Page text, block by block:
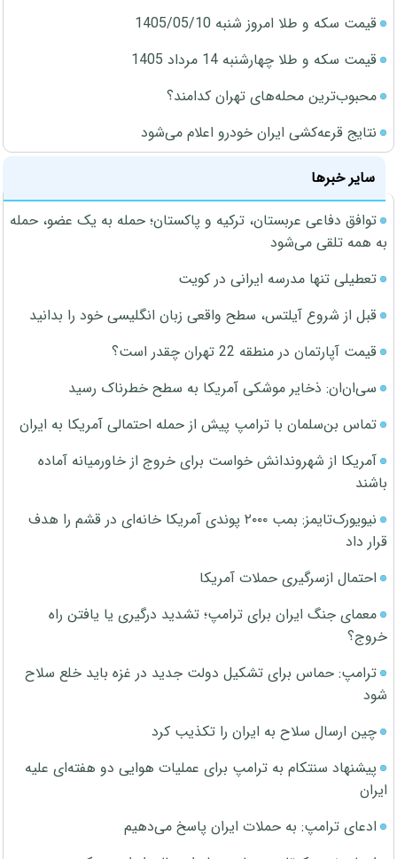
قیمت سکه و طلا امروز شنبه 1405/05/10
قیمت سکه و طلا چهارشنبه 14 مرداد 1405
محبوب‌ترین محله‌های تهران کدامند؟
نتایج قرعه‌کشی ایران خودرو اعلام می‌شود
سایر خبرها
توافق دفاعی عربستان، ترکیه و پاکستان؛ حمله به یک عضو، حمله
به همه تلقی می‌شود
تعطیلی تنها مدرسه ایرانی در کویت
قبل از شروع آیلتس، سطح واقعی زبان انگلیسی خود را بدانید
قیمت آپارتمان در منطقه 22 تهران چقدر است؟
سی‌ان‌ان: ذخایر موشکی آمریکا به سطح خطرناک رسید
تماس بن‌سلمان با ترامپ پیش از حمله احتمالی آمریکا به ایران
آمریکا از شهروندانش خواست برای خروج از خاورمیانه آماده
باشند
نیویورک‌تایمز: بمب ۲۰۰۰ پوندی آمریکا خانه‌ای در قشم را هدف
قرار داد
احتمال ازسرگیری حملات آمریکا
معمای جنگ ایران برای ترامپ؛ تشدید درگیری یا یافتن راه
خروج؟
ترامپ: حماس برای تشکیل دولت جدید در غزه باید خلع سلاح
شود
چین ارسال سلاح به ایران را تکذیب کرد
پیشنهاد سنتکام به ترامپ برای عملیات هوایی دو هفته‌ای علیه
ایران
ادعای ترامپ: به حملات ایران پاسخ می‌دهیم